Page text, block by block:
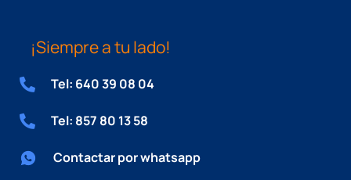
¡Siempre a tu lado!
Tel: 640 39 08 04
Tel: 857 80 13 58
Contactar por whatsapp